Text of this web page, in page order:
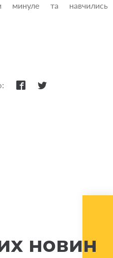
минуле та навчились
новин